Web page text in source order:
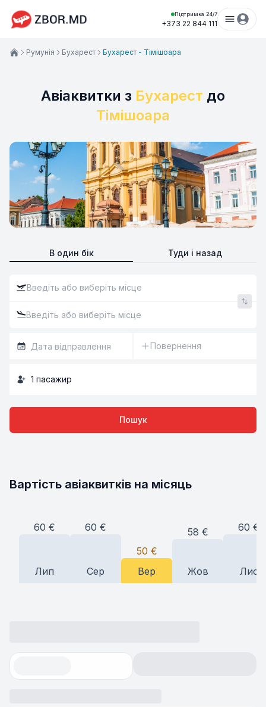
Підтримка 24/7
+373 22 844 111
Авіаквитки з Бухарест до
Тімішоара
В один бік Туди і назад
Повернення
1 пасажир
Пошук
Румунія Бухарест Бухарест - Тімішоара
Вартість авіаквитків на місяць
60 €
Лип
60 €
Сер
50 €
Вер
58 €
Жов
60 €
Лис